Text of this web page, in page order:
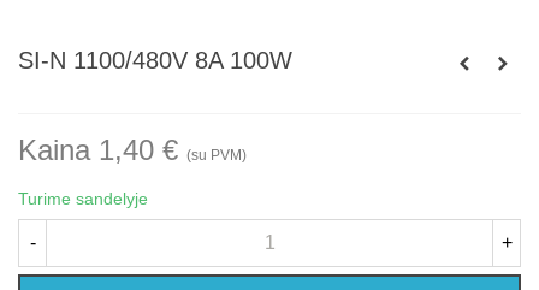
SI-N 1100/480V 8A 100W
Kaina 1,40 € (su PVM)
Turime sandelyje
- +